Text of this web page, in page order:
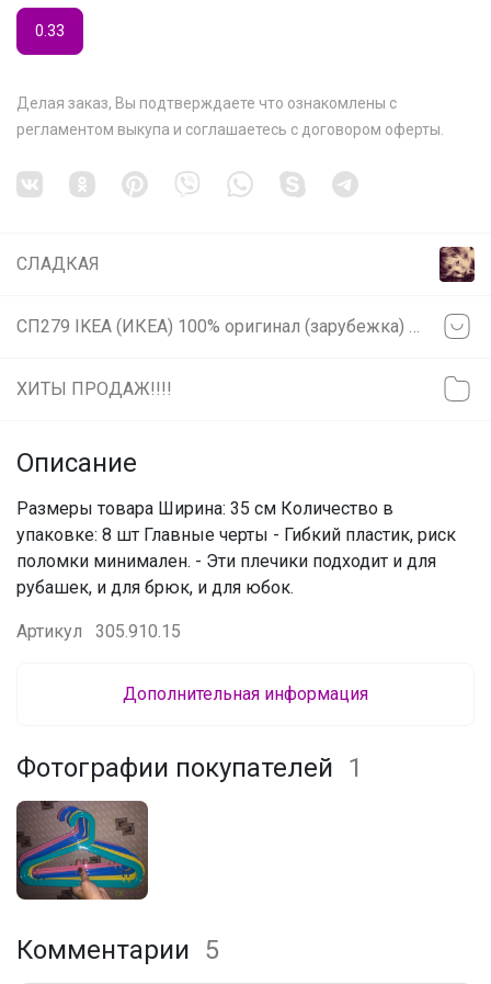
0.33
Делая заказ, Вы подтверждаете что ознакомлены с
регламентом выкупа и соглашаетесь с договором оферты
СЛАДКАЯ
ХИТЫ ПРОДАЖ!!!!
Описание
Размеры товара Ширина: 35 см Количество в
упаковке: 8 шт Главные черты - Гибкий пластик, риск
поломки минимален. - Эти плечики подходит и для
рубашек, и для брюк, и для юбок.
Артикул 305.910.15
Дополнительная информация
Фотографии покупателей 1
Комментарии 5